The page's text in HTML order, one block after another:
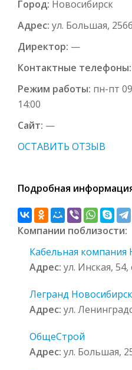
Город: Новосибирск
Адрес: ул. Большая, 256б
Директор: —
Контактные телефоны:
Режим работы: пн-пт
14:00
Сайт: —
ОСТАВИТЬ ОТЗЫВ
Подробная
Компании поблизости:
Кабельная компания
Адрес: ул. Инская, 54,
Легранд Новосибирск
Адрес: ул.
ОбщеСтрой
Адрес: ул. Большая,